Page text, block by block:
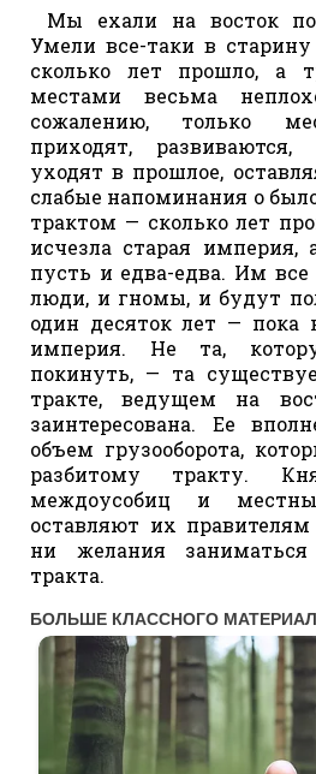
Мы ехали на восток
Умели все-таки в
сколько лет прошло, а
местами весьма
сожалению, только
приходят, развиваются,
уходят в прошлое,
слабые напоминания о
трактом — сколько лет
исчезла старая
пусть и едва-едва. Им
люди, и гномы, и будут
один десяток лет — пока
империя. Не та,
покинуть, — та
тракте, ведущем на
заинтересована. Ее
объем грузооборота,
разбитому тракту.
междоусобиц и
оставляют их
ни желания заниматься
тракта.